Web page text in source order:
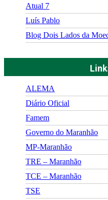
Atual 7
Luís Pablo
Blog Dois Lados da
ALEMA
Diário Oficial
Famem
Governo do Maranhão
MP-Maranhão
TRE – Maranhão
TCE – Maranhão
TSE